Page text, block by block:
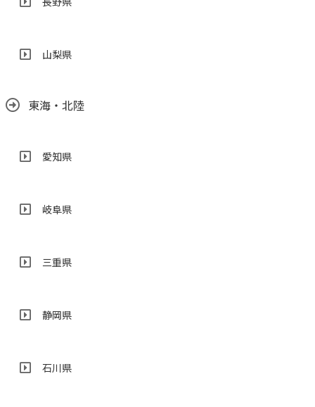
山梨県
東海・北陸
愛知県
岐阜県
三重県
静岡県
石川県